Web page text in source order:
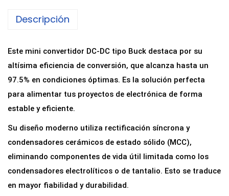
Descripción
Este mini convertidor DC-DC tipo Buck destaca por su
altísima eficiencia de conversión, que alcanza hasta un
97.5% en condiciones óptimas. Es la solución perfecta
para alimentar tus proyectos de electrónica de forma
estable y eficiente.
Su diseño moderno utiliza rectificación síncrona y
condensadores cerámicos de estado sólido (MCC),
eliminando componentes de vida útil limitada como los
condensadores electrolíticos o de tantalio. Esto se traduce
en mayor fiabilidad y durabilidad.